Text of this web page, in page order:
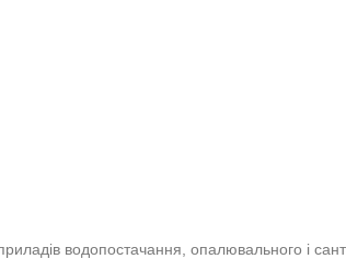
водопостачання, опалювального і